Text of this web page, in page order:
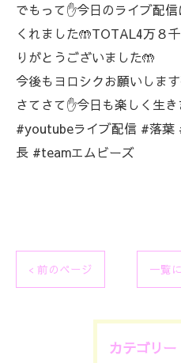
でもって✋今日のライブ配
くれました🤲TOTAL4万８
りがとうございました🤲
今後もヨロシクお願いしま
さてさて✋今日も楽しく生
#youtubeライブ配信 #落葉
長 #teamエムビーズ
< 前のページ 一覧
カテゴリー